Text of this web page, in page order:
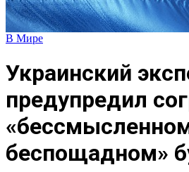
В Мире
Украинский
предупредил
беспощадном»